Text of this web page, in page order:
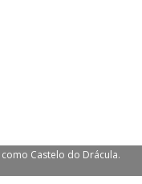
Castelo do Drácula.